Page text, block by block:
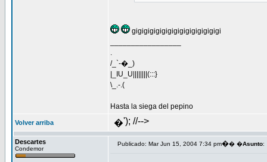
gigigigigigigigigigigigigigigi
.
/_`-�_)
|_IU_U||||||||(:::}
\_.-.(
Hasta la siega del pepino
Volver arriba �'); //-->
Descartes
Condemor
Publicado: Mar Jun 15, 2004 7:34 pm�� �Asunto: